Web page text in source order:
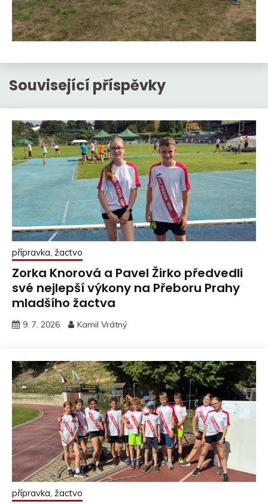
Související příspěvky
přípravka, žactvo
Zorka Knorová a Pavel Žirko předvedli
své nejlepší výkony na Přeboru Prahy
mladšího žactva
9. 7. 2026 Kamil Vrátný
přípravka, žactvo